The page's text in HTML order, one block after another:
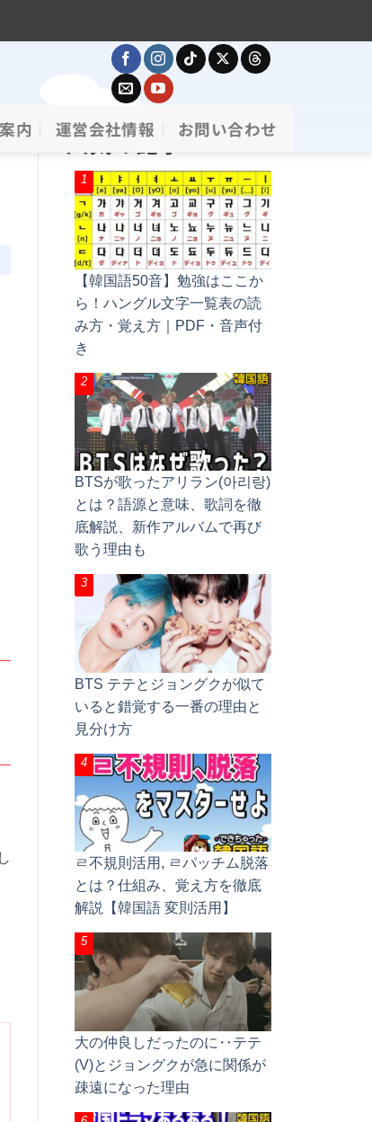
内 運営会社情報 お問い合わせ
人気の記事
【韓国語50音】勉強はここか
ら！ハングル文字一覧表の読
み方・覚え方｜PDF・音声付
き
BTSが歌ったアリラン(아리랑)
とは？語源と意味、歌詞を徹
底解説、新作アルバムで再び
歌う理由も
BTS テテとジョングクが似て
いると錯覚する一番の理由と
見分け方
ㄹ不規則活用, ㄹパッチム脱落
とは？仕組み、覚え方を徹底
解説【韓国語 変則活用】
大の仲良しだったのに‥テテ
(V)とジョングクが急に関係が
疎遠になった理由